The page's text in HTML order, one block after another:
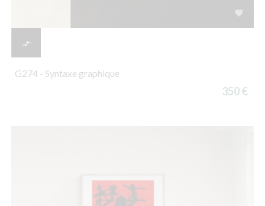


G274 - Syntaxe graphique
350 €